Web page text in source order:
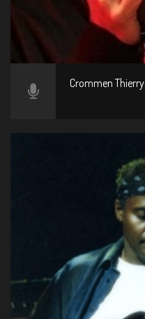
Crommen Thierry